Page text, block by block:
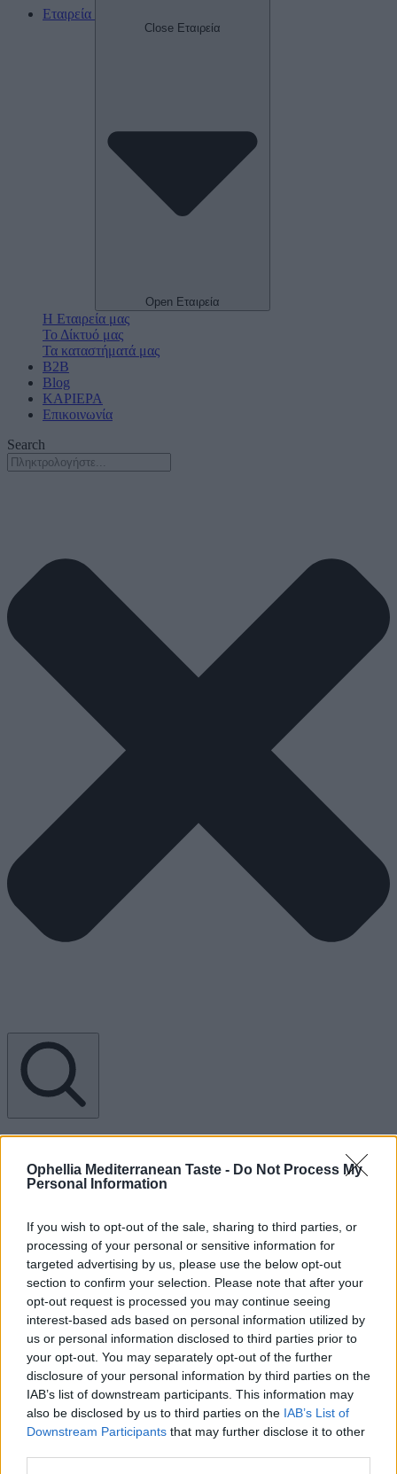
Ophellia Mediterranean Taste - Do Not Process My
Personal Information
If you wish to opt-out of the sale, sharing to third parties, or
processing of your personal or sensitive information for
targeted advertising by us, please use the below opt-out
section to confirm your selection. Please note that after your
opt-out request is processed you may continue seeing
interest-based ads based on personal information utilized by
us or personal information disclosed to third parties prior to
your opt-out. You may separately opt-out of the further
disclosure of your personal information by third parties on the
IAB’s list of downstream participants. This information may
also be disclosed by us to third parties on the IAB’s List of
Downstream Participants that may further disclose it to other
Εταιρεία
Close Εταιρεία
Open Εταιρεία
Η Εταιρεία μας
Το Δίκτυό μας
Τα καταστήματά μας
B2B
Blog
ΚΑΡΙΕΡΑ
Επικοινωνία
Search